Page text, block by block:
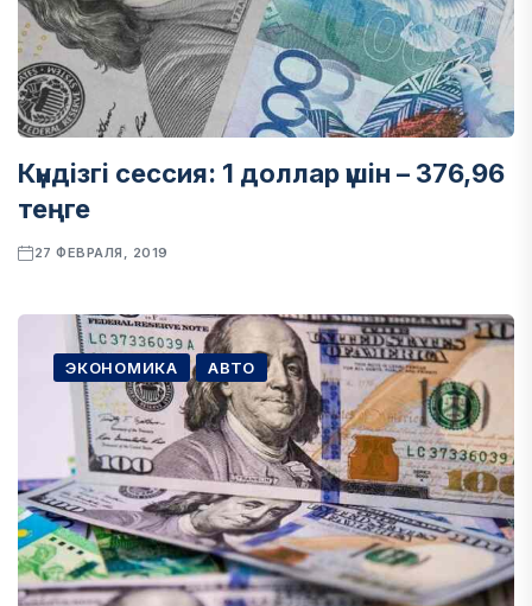
Күндізгі сессия: 1 доллар үшін – 376,96
теңге
27 ФЕВРАЛЯ, 2019
ЭКОНОМИКА АВТО